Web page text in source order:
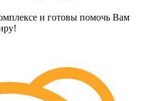
и готовы помочь Вам